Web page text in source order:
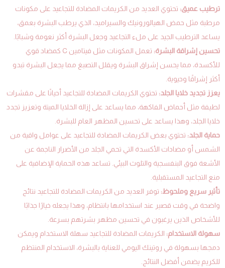
ترطيب عميق: تحتوي العديد من الكريمات المضادة للتجاعيد على مكونات
مرطبة مثل حمض الهيالورونيك والسيراميد، الذي يرطب البشرة بعمق،
يساعد الترطيب الجيد على ملء التجاعيد وجعل البشرة أكثر نعومة وشبابًا.
تحسين إشراقة البشرة:
تعمل المكونات مثل فيتامين C كمضاد قوي
للأكسدة، مما يحسن إشراق البشرة ويقلل التصبغ مما يجعل البشرة تبدو
أكثر إشراقًا وحيوية.
يعزز تجديد خلايا الجلد: تحتوي الكريمات المضادة للتجاعيد أحيانًا على مقشرات
لطيفة مثل أحماض الفاكهة، مما يساعد على إزالة الخلايا الميتة وتعزيز تجدد
خلايا الجلد، وهذا يساعد على تحسين المظهر العام للبشرة.
حماية الجلد: تحتوي بعض الكريمات المضادة للتجاعيد على عوامل واقية من
الشمس أو مضادات الأكسدة التي تحمي الجلد من الأضرار الناجمة عن
الأشعة فوق البنفسجية والتلوث البيئي. تساعد هذه الحماية الإضافية على
منع التجاعيد المستقبلية.
تأثير سريع وملحوظ: توفر العديد من الكريمات المضادة للتجاعيد نتائج
واضحة في وقت قصير عند استخدامها بانتظام، وهذا يجعله خيارًا جذابًا
للأشخاص الذين يرغبون في تحسين مظهر بشرتهم بسرعة.
سهولة الاستخدام: الكريمات المضادة للتجاعيد سهلة الاستخدام ويمكن
دمجها بسهولة في روتينك اليومي للعناية بالبشرة، الاستخدام المنتظم
للكريم يضمن أفضل النتائج.